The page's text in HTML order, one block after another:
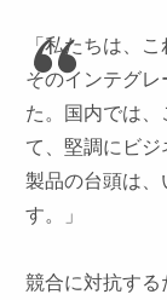
「私たちは、
そのインテグ
た。国内では
て、堅調にビ
製品の台頭は、
す。」
競合に対抗す